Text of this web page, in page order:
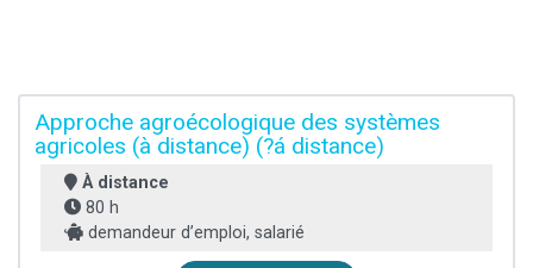
Approche agroécologique des systèmes
agricoles (à distance) (?á distance)
À distance
80 h
demandeur d’emploi, salarié